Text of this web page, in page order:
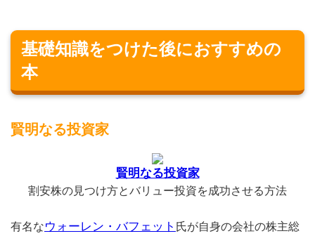
基礎知識をつけた後におすすめの
本
賢明なる投資家
賢明なる投資家
割安株の見つけ方とバリュー投資を成功させる方法
有名なウォーレン・バフェット 氏が自身の会社の株主総